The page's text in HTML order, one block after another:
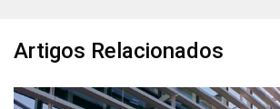
Artigos Relacionados